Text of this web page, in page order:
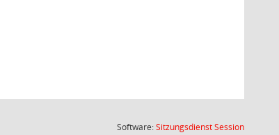
Software:SitzungsdienstSession(Wird in